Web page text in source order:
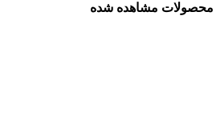
محصولات مشاهده شده